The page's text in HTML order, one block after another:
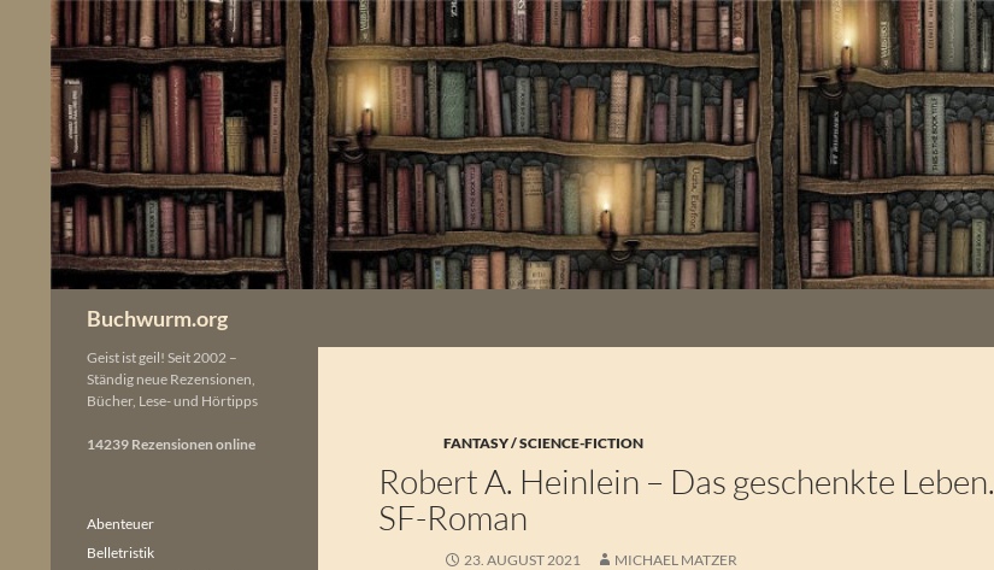
springen
Buchwurm.org
FANTASY / SCIENCE-FICTION
Robert A. Heinlein – Das geschenkte Leben.
SF-Roman
23. AUGUST 2021 MICHAEL MATZER
Geist ist geil! Seit 2002 –
Ständig neue Rezensionen,
Bücher, Lese- und Hörtipps
14239 Rezensionen online
Abenteuer
Belletristik